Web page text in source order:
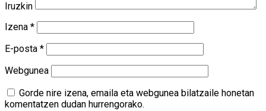
Iruzkin
Izena *
E-posta *
Webgunea
Gorde nire izena, emaila eta webgunea bilatzaile honetan
komentatzen dudan hurrengorako.